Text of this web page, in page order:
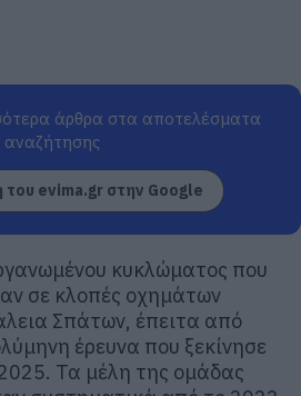
άρθρα στα αποτελέσματα
αναζήτησης
evima.gr στην Google
κυκλώματος που
σε κλοπές οχημάτων
Σπάτων, έπειτα από
έρευνα που ξεκίνησε
Τα μέλη της ομάδας